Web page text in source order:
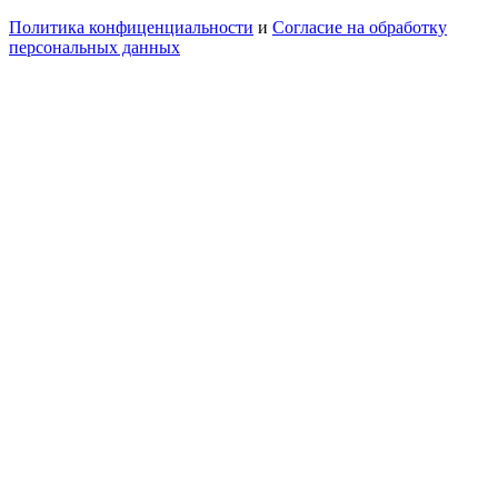
Политика конфиценциальности и Согласие на обработку
персональных данных